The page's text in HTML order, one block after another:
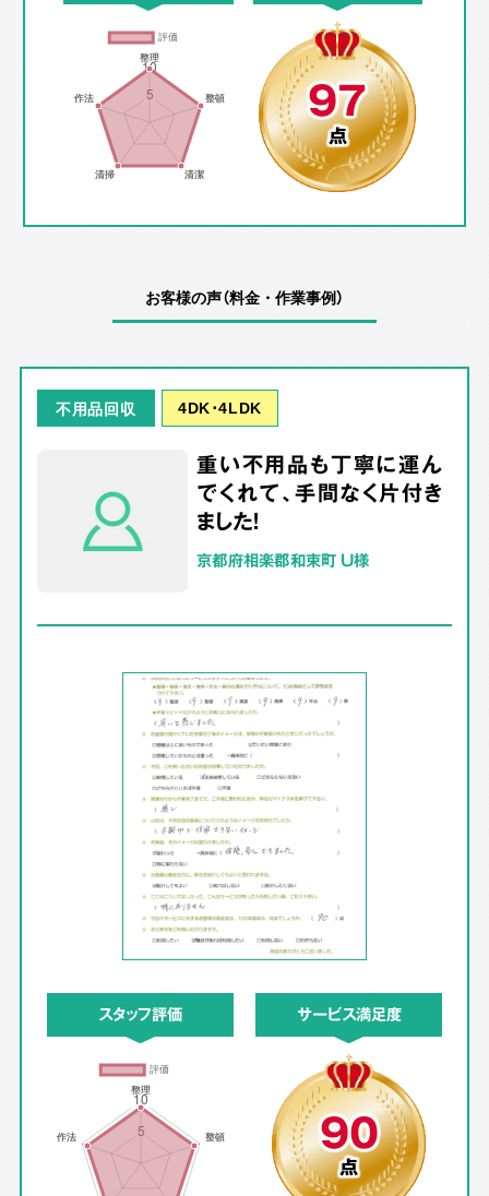
97
点
お客様の声（料金・作業事例）
不用品回収 4DK･4LDK
重い不用品も丁寧に運ん
でくれて、手間なく片付き
ました！
京都府相楽郡和束町 U様
スタッフ評価 サービス満足度
90
点